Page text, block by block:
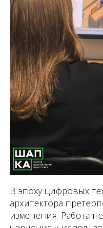
В эпоху цифровых
архитектора
изменения. Работа